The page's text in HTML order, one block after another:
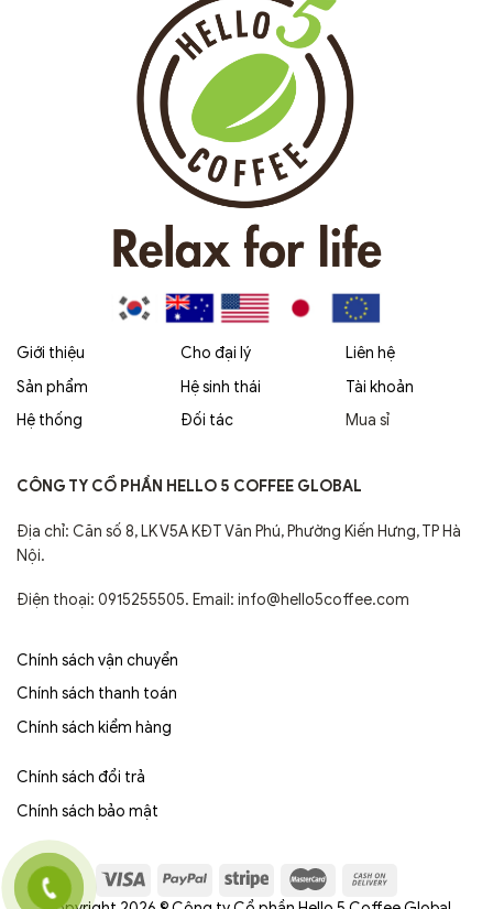
Giới thiệu
Sản phẩm
Hệ thống
Cho đại lý
Hệ sinh thái
Đối tác
Liên hệ
Tài khoản
Mua sỉ
CÔNG TY CỔ PHẦN HELLO 5 COFFEE GLOBAL
Địa chỉ: Căn số 8, LK V5A KĐT Văn Phú, Phường Kiến Hưng, TP Hà
Nội.
Điện thoại: 0915255505. Email: info@hello5coffee.com
Chính sách vận chuyển
Chính sách thanh toán
Chính sách kiểm hàng
Chính sách đổi trả
Chính sách bảo mật